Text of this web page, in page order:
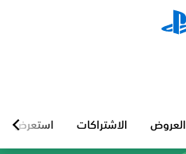
العروض الاشتراكات استعرض